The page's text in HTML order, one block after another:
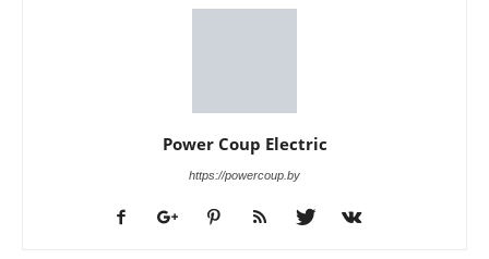
Power Coup Electric
https://powercoup.by